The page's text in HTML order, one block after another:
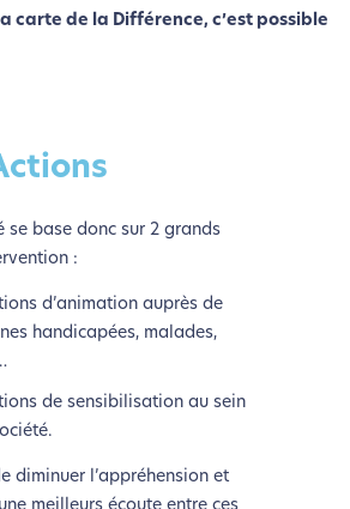
carte de la Différence, c’est possible
se base donc sur 2 grands
:
d’animation auprès de
handicapées, malades,
de sensibilisation au sein
diminuer l’appréhension et